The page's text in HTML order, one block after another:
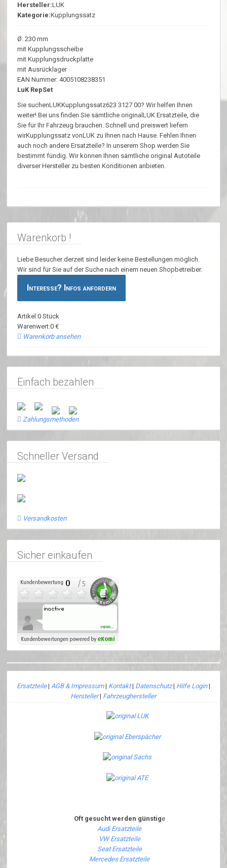
Hersteller:LUK
Kategorie:Kupplungssatz
Ø: 230 mm
mit Kupplungsscheibe
mit Kupplungsdruckplatte
mit Ausrücklager
EAN Nummer: 4005108238351
LuK RepSet
Sie suchenLUKKupplungssatz623 3127 00? Wir helfen Ihnen
weiter! Bei uns finden Sie sämtliche originalLUK Ersatzteile, die
Sie für Ihr Fahrzeug brauchen. Schnell und preiswert liefern
wirKupplungssatz vonLUK zu Ihnen nach Hause. Fehlen Ihnen
auch noch andere Ersatzteile? In unserem Shop werden Sie
bestimmt fündig. Wir können Ihnen sämtliche original Autoteile
diverser Hersteller zu besten Konditionen anbieten.
Warenkorb !
Liebe Besucher derzeit sind leider keine Bestellungen möglich.
Wir sind für Sie auf der Suche nach einem neuen Shopbetreiber.
Interesse? Infos anfordern
Artikel:0 Stück
Warenwert:0 €
Warenkorb ansehen
Einfach bezahlen
Zahlungsmethoden
Schneller Versand
Versandkosten
Sicher einkaufen
Ersatzteile| AGB & Impressum| Kontakt| Datenschutz| Hilfe Login|
Hersteller| Fahrzeughersteller
Oft gesucht werden günstige
Audi Ersatzteile
VW Ersatzteile
Seat Ersatzteile
Mercedes Ersatzteile